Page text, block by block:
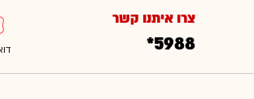
צרו איתנו קשר
*5988